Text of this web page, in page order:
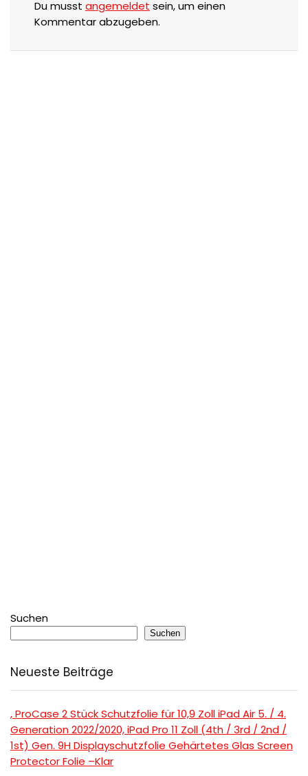
Du musst angemeldet sein, um einen
Kommentar abzugeben.
Suchen
Suchen
Neueste Beiträge
, ProCase 2 Stück Schutzfolie für 10,9 Zoll iPad Air 5. / 4.
Generation 2022/2020, iPad Pro 11 Zoll (4th / 3rd / 2nd /
1st) Gen. 9H Displayschutzfolie Gehärtetes Glas Screen
Protector Folie –Klar